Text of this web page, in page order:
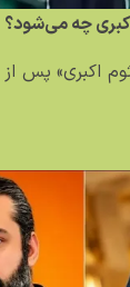
چه می‌شود؟